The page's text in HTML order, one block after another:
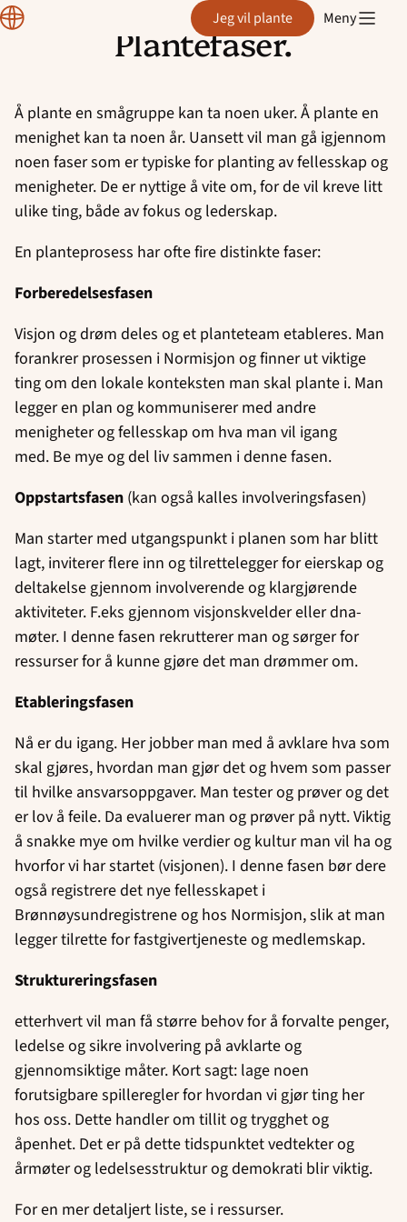
Plante Jeg vil plante Meny
Plantefaser.
Å plante en smågruppe kan ta noen uker. Å plante en
menighet kan ta noen år. Uansett vil man gå igjennom
noen faser som er typiske for planting av fellesskap og
menigheter. De er nyttige å vite om, for de vil kreve litt
ulike ting, både av fokus og lederskap.
En planteprosess har ofte fire distinkte faser:
Forberedelsesfasen
Visjon og drøm deles og et planteteam etableres. Man
forankrer prosessen i Normisjon og finner ut viktige
ting om den lokale konteksten man skal plante i. Man
legger en plan og kommuniserer med andre
menigheter og fellesskap om hva man vil igang
med. Be mye og del liv sammen i denne fasen.
Oppstartsfasen (kan også kalles involveringsfasen)
Man starter med utgangspunkt i planen som har blitt
lagt, inviterer flere inn og tilrettelegger for eierskap og
deltakelse gjennom involverende og klargjørende
aktiviteter. F.eks gjennom visjonskvelder eller dna-
møter. I denne fasen rekrutterer man og sørger for
ressurser for å kunne gjøre det man drømmer om.
Etableringsfasen
Nå er du igang. Her jobber man med å avklare hva som
skal gjøres, hvordan man gjør det og hvem som passer
til hvilke ansvarsoppgaver. Man tester og prøver og det
er lov å feile. Da evaluerer man og prøver på nytt. Viktig
å snakke mye om hvilke verdier og kultur man vil ha og
hvorfor vi har startet (visjonen). I denne fasen bør dere
også registrere det nye fellesskapet i
Brønnøysundregistrene og hos Normisjon, slik at man
legger tilrette for fastgivertjeneste og medlemskap.
Struktureringsfasen
etterhvert vil man få større behov for å forvalte penger,
ledelse og sikre involvering på avklarte og
gjennomsiktige måter. Kort sagt: lage noen
forutsigbare spilleregler for hvordan vi gjør ting her
hos oss. Dette handler om tillit og trygghet og
åpenhet. Det er på dette tidspunktet vedtekter og
årmøter og ledelsesstruktur og demokrati blir viktig.
For en mer detaljert liste, se i ressurser.